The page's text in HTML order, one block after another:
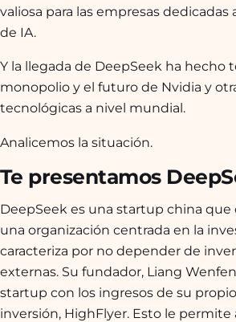
valiosa para las empresas dedicadas
de IA.
Y la llegada de DeepSeek ha hecho
monopolio y el futuro de Nvidia y
tecnológicas a nivel mundial.
Analicemos la situación.
Te presentamos
DeepSeek es una startup china que
una organización centrada en la
caracteriza por no depender de
externas. Su fundador, Liang
startup con los ingresos de su
inversión, HighFlyer. Esto le